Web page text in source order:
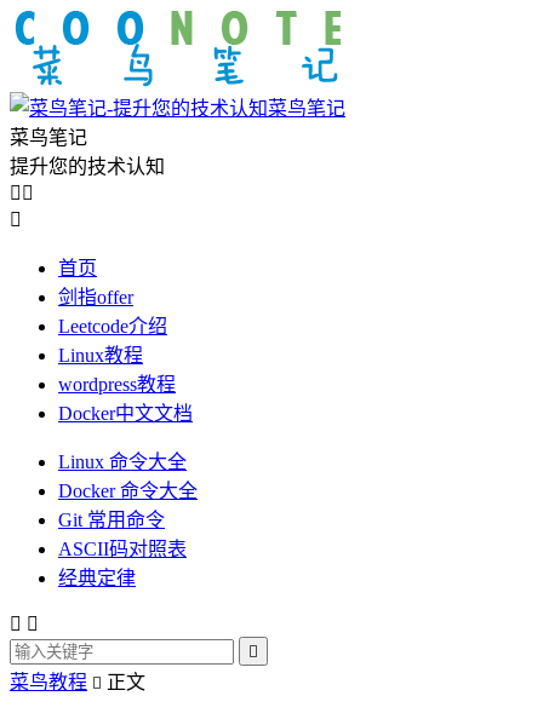
菜鸟笔记
菜鸟笔记
提升您的技术认知
 

首页
剑指offer
Leetcode介绍
Linux教程
wordpress教程
Docker中文文档
Linux 命令大全
Docker 命令大全
Git 常用命令
ASCII码对照表
经典定律
 

菜鸟教程  正文